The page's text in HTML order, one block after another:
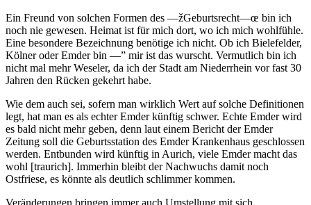
Ein Freund von solchen Formen des —žGeburtsrecht—œ bin ich
noch nie gewesen. Heimat ist für mich dort, wo ich mich wohlfühle.
Eine besondere Bezeichnung benötige ich nicht. Ob ich Bielefelder,
Kölner oder Emder bin —” mir ist das wurscht. Vermutlich bin ich
nicht mal mehr Weseler, da ich der Stadt am Niederrhein vor fast 30
Jahren den Rücken gekehrt habe.
Wie dem auch sei, sofern man wirklich Wert auf solche Definitionen
legt, hat man es als echter Emder künftig schwer. Echte Emder wird
es bald nicht mehr geben, denn laut einem Bericht der Emder
Zeitung soll die Geburtsstation des Emder Krankenhaus geschlossen
werden. Entbunden wird künftig in Aurich, viele Emder macht das
wohl [traurich]. Immerhin bleibt der Nachwuchs damit noch
Ostfriese, es könnte als deutlich schlimmer kommen.
Veränderungen bringen immer auch Umstellung mit sich.